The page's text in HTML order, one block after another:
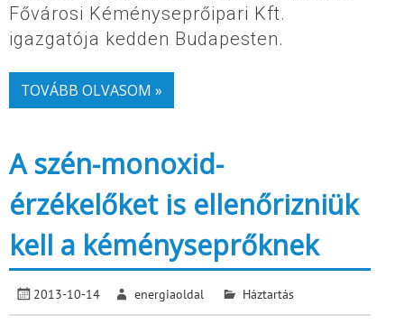
Fővárosi Kéményseprőipari Kft.
igazgatója kedden Budapesten.
TOVÁBB OLVASOM »
A szén-monoxid-
érzékelőket is ellenőrizniük
kell a kéményseprőknek
2013-10-14 energiaoldal Háztartás